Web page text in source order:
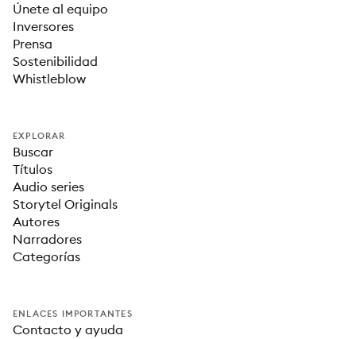
Únete al equipo
Inversores
Prensa
Sostenibilidad
Whistleblow
EXPLORAR
Buscar
Títulos
Audio series
Storytel Originals
Autores
Narradores
Categorías
ENLACES IMPORTANTES
Contacto y ayuda